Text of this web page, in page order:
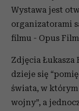
Wystawa jest
organizatorami
filmu - Opus
Zdjęcia Łukasza
dzieje się
świata, w
wojny”, a